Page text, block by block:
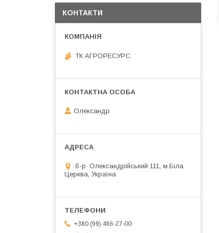
КОНТАКТИ
ТК АГРОРЕСУРС
Олександр
б-р. Олександрійський 111, м.Біла
Церква, Україна
+380 (99) 466-27-00